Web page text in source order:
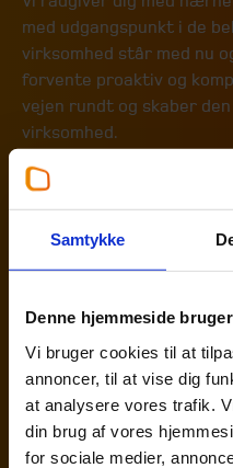
Samtykke
Denne hjemmeside
Vi bruger cookies til at
annoncer, til at vise dig
at analysere vores trafik.
din brug af vores
for sociale medier,
med udgangspunkt i de
virksomhed står med nu
forvente proaktiv og
vejen rundt og skaber
virksomhed.
Starte ny
Udvikle din
Brug for
Råd om